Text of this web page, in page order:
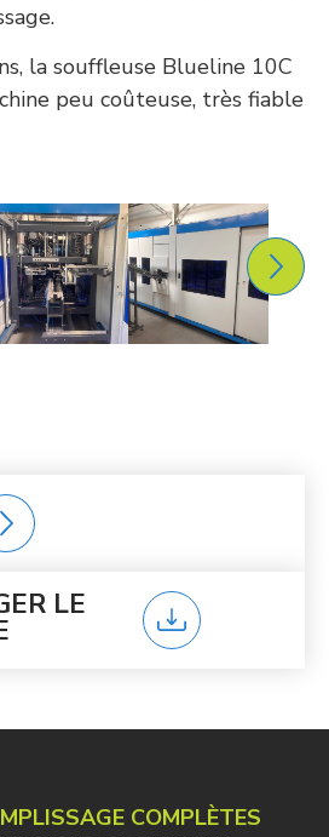
la souffleuse Blueline 10C
peu coûteuse, très fiable
LE
COMPLÈTES